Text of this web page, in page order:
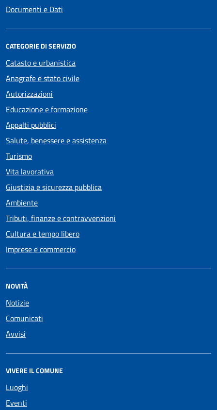
Documenti e Dati
CATEGORIE DI SERVIZIO
Catasto e urbanistica
Anagrafe e stato civile
Autorizzazioni
Educazione e formazione
Appalti pubblici
Salute, benessere e assistenza
Turismo
Vita lavorativa
Giustizia e sicurezza pubblica
Ambiente
Tributi, finanze e contravvenzioni
Cultura e tempo libero
Imprese e commercio
NOVITÀ
Notizie
Comunicati
Avvisi
VIVERE IL COMUNE
Luoghi
Eventi